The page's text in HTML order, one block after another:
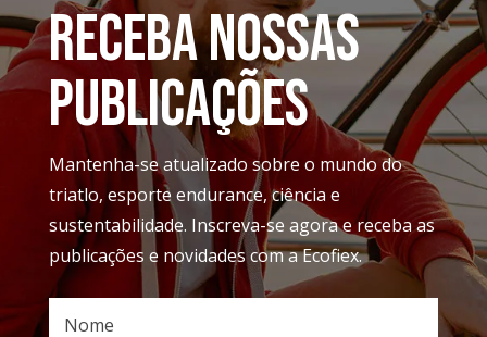
Receba nossas
publicações
Mantenha-se atualizado sobre o mundo do
triatlo, esporte endurance, ciência e
sustentabilidade. Inscreva-se agora e receba as
publicações e novidades com a Ecofiex.